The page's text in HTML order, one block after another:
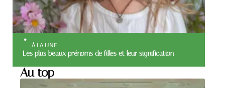
À LA UNE
Les plus beaux prénoms de filles et leur signification
Au top